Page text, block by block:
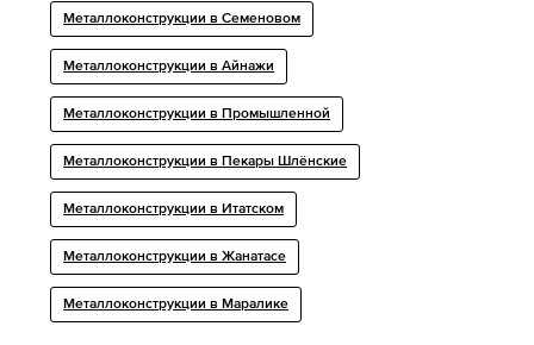
Металлоконструкции в Семеновом
Металлоконструкции в Айнажи
Металлоконструкции в Промышленной
Металлоконструкции в Пекары Шлёнские
Металлоконструкции в Итатском
Металлоконструкции в Жанатасе
Металлоконструкции в Маралике